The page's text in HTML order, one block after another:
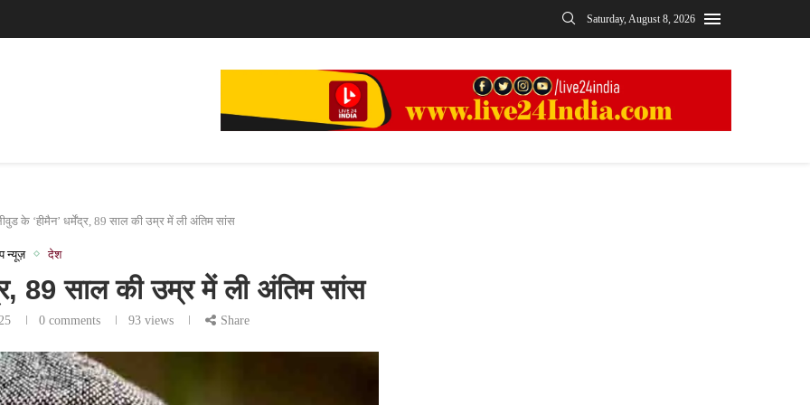
Saturday, August 8, 2026
के ‘हीमैन’ धर्मेंद्र, 89 साल की उम्र में ली अंतिम सांस
न्यूज़ देश
89 साल की उम्र में ली अंतिम सांस
0 comments 93views Share